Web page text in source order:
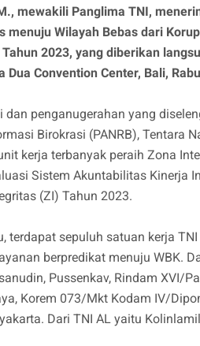
mewakili Panglima TNI,
menuju Wilayah Bebas dari
Tahun 2023, yang diberikan
Dua Convention Center, Bali,
dan penganugerahan yang
Birokrasi (PANRB), Tentara
kerja terbanyak peraih Zona
Sistem Akuntabilitas Kinerja
(ZI) Tahun 2023.
terdapat sepuluh satuan kerja
berpredikat menuju WBK.
Pussenkav, Rindam XVI/
Korem 073/Mkt Kodam IV/
Dari TNI AL yaitu